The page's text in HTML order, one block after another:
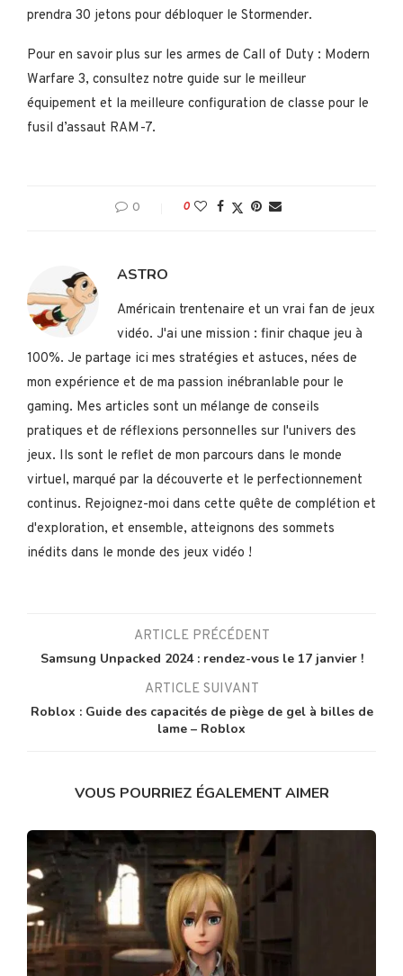
prendra 30 jetons pour débloquer le Stormender.
Pour en savoir plus sur les armes de Call of Duty : Modern
Warfare 3, consultez notre guide sur le meilleur
équipement et la meilleure configuration de classe pour le
fusil d’assaut RAM-7.
0 0
ASTRO
Américain trentenaire et un vrai fan de jeux
vidéo. J'ai une mission : finir chaque jeu à
100%. Je partage ici mes stratégies et astuces, nées de
mon expérience et de ma passion inébranlable pour le
gaming. Mes articles sont un mélange de conseils
pratiques et de réflexions personnelles sur l'univers des
jeux. Ils sont le reflet de mon parcours dans le monde
virtuel, marqué par la découverte et le perfectionnement
continus. Rejoignez-moi dans cette quête de complétion et
d'exploration, et ensemble, atteignons des sommets
inédits dans le monde des jeux vidéo !
ARTICLE PRÉCÉDENT
Samsung Unpacked 2024 : rendez-vous le 17 janvier !
ARTICLE SUIVANT
Roblox : Guide des capacités de piège de gel à billes de
lame – Roblox
VOUS POURRIEZ ÉGALEMENT AIMER